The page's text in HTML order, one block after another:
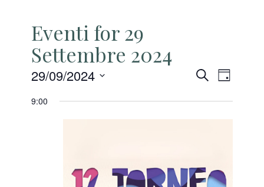
Eventi for 29
Settembre 2024
Eventi
Cerca Evento
Viste
Giorno
29/09/2024
la
9:00